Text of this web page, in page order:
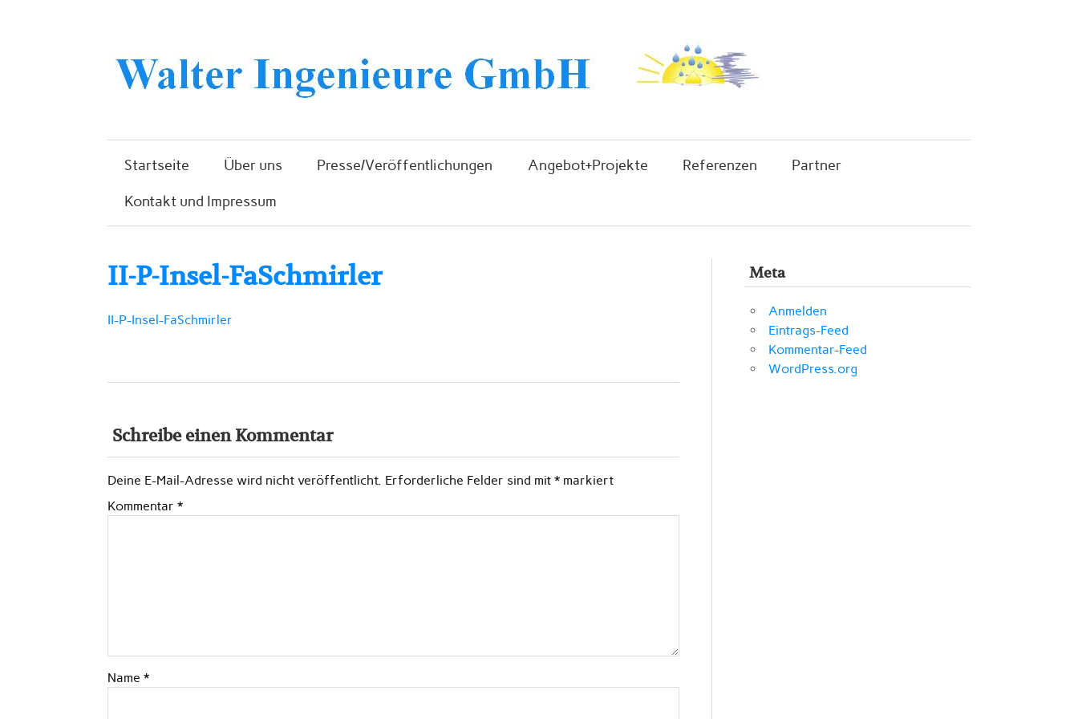
Startseite Über uns Presse/Veröffentlichungen Angebot+Projekte Referenzen Partner
Kontakt und Impressum
II-P-Insel-FaSchmirler
II-P-Insel-FaSchmirler
Schreibe einen Kommentar
Deine E-Mail-Adresse wird nicht veröffentlicht. Erforderliche Felder sind mit *markiert
Kommentar *
Name *
Meta
Anmelden
Eintrags-Feed
Kommentar-Feed
WordPress.org